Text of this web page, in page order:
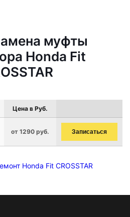
муфты
Honda Fit
Цена в Руб.
от 1290 руб. Записаться
Honda Fit CROSSTAR